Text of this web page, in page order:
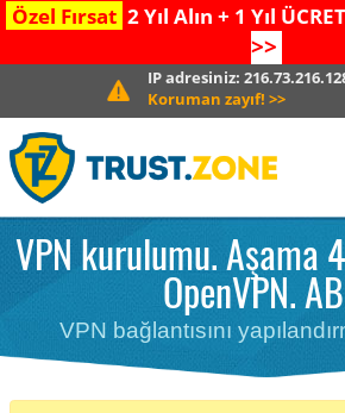
Özel Fırsat 2 Yıl Alın + 1 Yıl
>>
IP adresiniz:
Koruman zayıf! >>
VPN kurulumu. Aşama
OpenVPN.
VPN bağlantısını